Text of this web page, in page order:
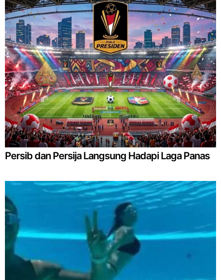
Persib dan Persija Langsung Hadapi Laga Panas